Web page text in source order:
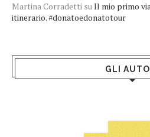
Martina Corradetti suIl mio primo
itinerario. #donatoedonatotour
GLI